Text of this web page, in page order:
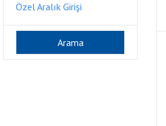
Özel Aralık Girişi